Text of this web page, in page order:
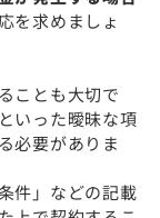
を求めましょ
ことも大切で
いった曖昧な項
必要がありま
件」などの記載